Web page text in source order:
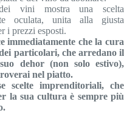
vini mostra una scelta
oculata, unita alla giusta
i prezzi esposti.
immediatamente che la cura
particolari, che arredano il
dehor (non solo estivo),
nel piatto.
scelte imprenditoriali, che
la sua cultura è sempre più